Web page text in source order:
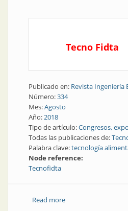
Tecno Fidta
Publicado en: Revista Ingeniería
Número:334
Mes:Agosto
Año:2018
Tipo de artículo:Congresos,
Todas las publicaciones de:
Palabra clave:tecnología
Node reference:
Tecnofidta
Read moreabout Tecnología |